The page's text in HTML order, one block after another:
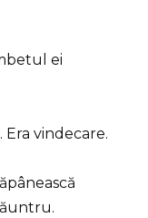
ei
vindecare.